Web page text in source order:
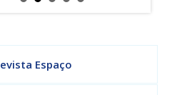
Espaço